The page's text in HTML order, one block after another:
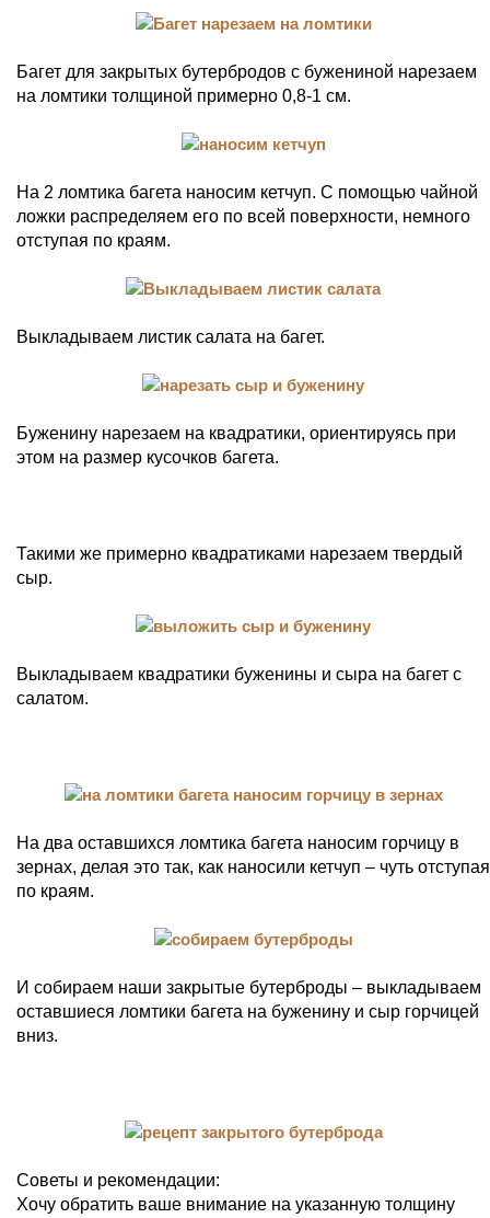
Багет для закрытых бутербродов с бужениной нарезаем
на ломтики толщиной примерно 0,8-1 см.
На 2 ломтика багета наносим кетчуп. С помощью чайной
ложки распределяем его по всей поверхности, немного
отступая по краям.
Выкладываем листик салата на багет.
Буженину нарезаем на квадратики, ориентируясь при
этом на размер кусочков багета.
Такими же примерно квадратиками нарезаем твердый
сыр.
Выкладываем квадратики буженины и сыра на багет с
салатом.
На два оставшихся ломтика багета наносим горчицу в
зернах, делая это так, как наносили кетчуп – чуть отступая
по краям.
И собираем наши закрытые бутерброды – выкладываем
оставшиеся ломтики багета на буженину и сыр горчицей
вниз.
Советы и рекомендации:
Хочу обратить ваше внимание на указанную толщину